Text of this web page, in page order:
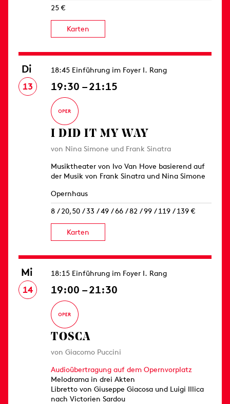
25 €
Karten
Di
13
18:45 Einführung im Foyer I. Rang
19:30 – 21:15
I DID IT MY WAY
von Nina Simone und Frank Sinatra
Musiktheater von Ivo Van Hove basierend auf
der Musik von Frank Sinatra und Nina Simone
Opernhaus
8 / 20,50 / 33 / 49 / 66 / 82 / 99 / 119 / 139 €
Karten
Mi
14
18:15 Einführung im Foyer I. Rang
19:00 – 21:30
TOSCA
von Giacomo Puccini
Audioübertragung auf dem Opernvorplatz
Melodrama in drei Akten
Libretto von Giuseppe Giacosa und Luigi Illica
nach Victorien Sardou